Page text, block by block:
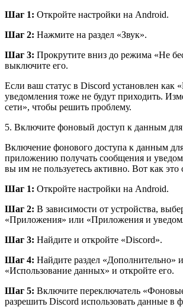
Шаг 1: Откройте настройки на Android.
Шаг 2: Нажмите на раздел «Звук».
Шаг 3: Прокрутите вниз до режима «Не
выключите его.
Если ваш статус в Discord установлен как
уведомления тоже не будут приходить.
сети», чтобы решить проблему.
5. Включите фоновый доступ к данным
Включение фонового доступа к данным
приложению получать сообщения и
вы им не пользуетесь активно. Вот как это
Шаг 1: Откройте настройки на Android.
Шаг 2: В зависимости от устройства,
«Приложения» или «Приложения и
Шаг 3: Найдите и откройте «Discord».
Шаг 4: Найдите раздел «Дополнительно»
«Использование данных» и откройте его.
Шаг 5: Включите переключатель
разрешить Discord использовать данные в